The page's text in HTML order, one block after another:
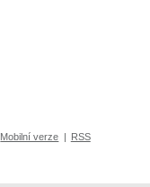
Mobilní verze | RSS